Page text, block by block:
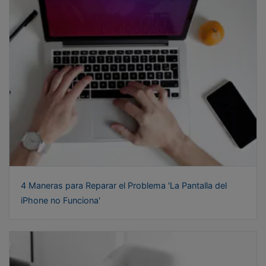
4 Maneras para Reparar el Problema 'La Pantalla del
iPhone no Funciona'